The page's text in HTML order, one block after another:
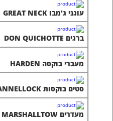
עוגני ג'מבו GREAT NECK
ברגים DON QUICHOTTE
מעברי בוקסה HARDEN
סטים בוקסות CHANNELLOCK
מעדרים MARSHALLTOW